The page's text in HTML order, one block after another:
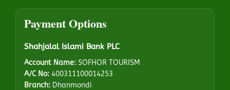
Payment Options
Shahjalal Islami Bank PLC
Account Name: SOFHOR TOURISM
A/C No: 400311100014253
Branch: Dhanmondi